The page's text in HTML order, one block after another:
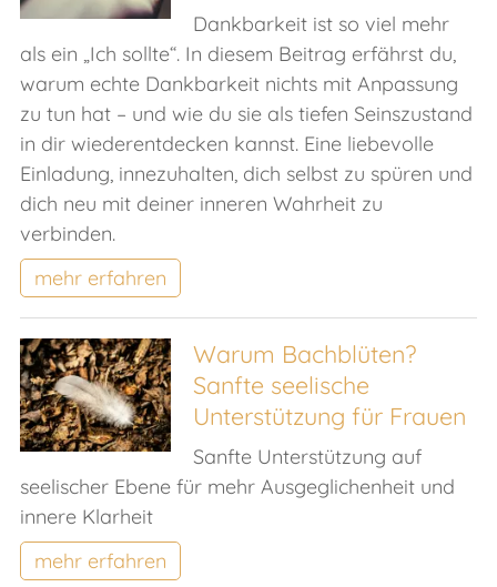
Dankbarkeit ist so viel mehr
als ein „Ich sollte“. In diesem Beitrag erfährst du,
warum echte Dankbarkeit nichts mit Anpassung
zu tun hat – und wie du sie als tiefen Seinszustand
in dir wiederentdecken kannst. Eine liebevolle
Einladung, innezuhalten, dich selbst zu spüren und
dich neu mit deiner inneren Wahrheit zu
verbinden.
mehr erfahren
Warum Bachblüten?
Sanfte seelische
Unterstützung für Frauen
Sanfte Unterstützung auf
seelischer Ebene für mehr Ausgeglichenheit und
innere Klarheit
mehr erfahren